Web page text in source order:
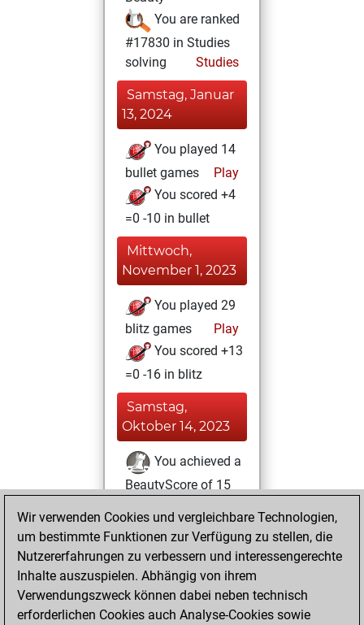
You are ranked
#17830 in Studies
solving
Studies
Samstag, Januar
13, 2024
You played 14
bullet games
Play
You scored +4
=0 -10 in bullet
Mittwoch,
November 1, 2023
You played 29
blitz games
Play
You scored +13
=0 -16 in blitz
Samstag,
Oktober 14, 2023
You achieved a
BeautyScore of 15
achieved a new Elo
of 1582
Samstag,
Dezember 17, 2022
Wir verwenden Cookies und vergleichbare Technologien,
um bestimmte Funktionen zur Verfügung zu stellen, die
Nutzererfahrungen zu verbessern und interessengerechte
Inhalte auszuspielen. Abhängig von ihrem
Verwendungszweck können dabei neben technisch
erforderlichen Cookies auch Analyse-Cookies sowie